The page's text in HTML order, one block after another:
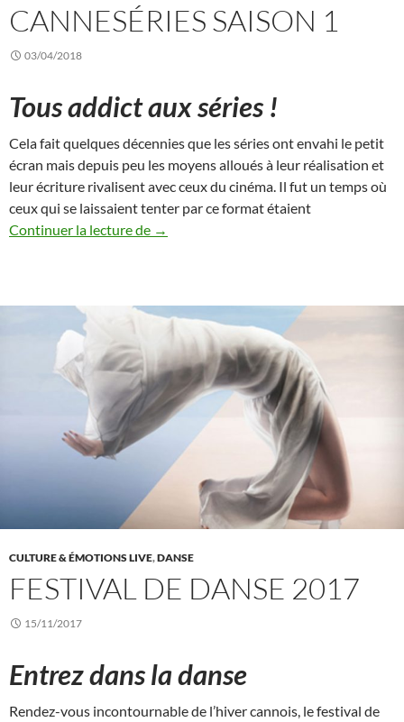
CANNESÉRIES SAISON 1
03/04/2018
Tous addict aux séries !
Cela fait quelques décennies que les séries ont envahi le petit
écran mais depuis peu les moyens alloués à leur réalisation et
leur écriture rivalisent avec ceux du cinéma. Il fut un temps où
ceux qui se laissaient tenter par ce format étaient
Continuer la lecture de
CanneSéries Saison 1
→
CULTURE & ÉMOTIONS LIVE,DANSE
FESTIVAL DE DANSE 2017
15/11/2017
Entrez dans la danse
Rendez-vous incontournable de l’hiver cannois, le festival de